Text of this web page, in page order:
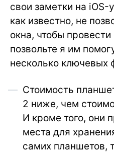
свои заметки на iOS-
как известно, не
окна, чтобы
позвольте я им
несколько ключевых
Стоимость
2 ниже, чем
И кроме того, они
места для
самих планшетов,